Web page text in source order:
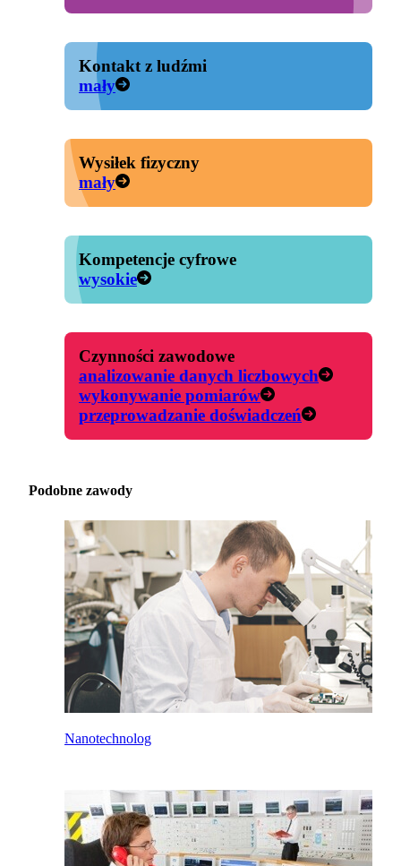
Kontakt z ludźmi
mały
Wysiłek fizyczny
mały
Kompetencje cyfrowe
wysokie
Czynności zawodowe
analizowanie danych liczbowych
wykonywanie pomiarów
przeprowadzanie doświadczeń
Podobne zawody
Nanotechnolog